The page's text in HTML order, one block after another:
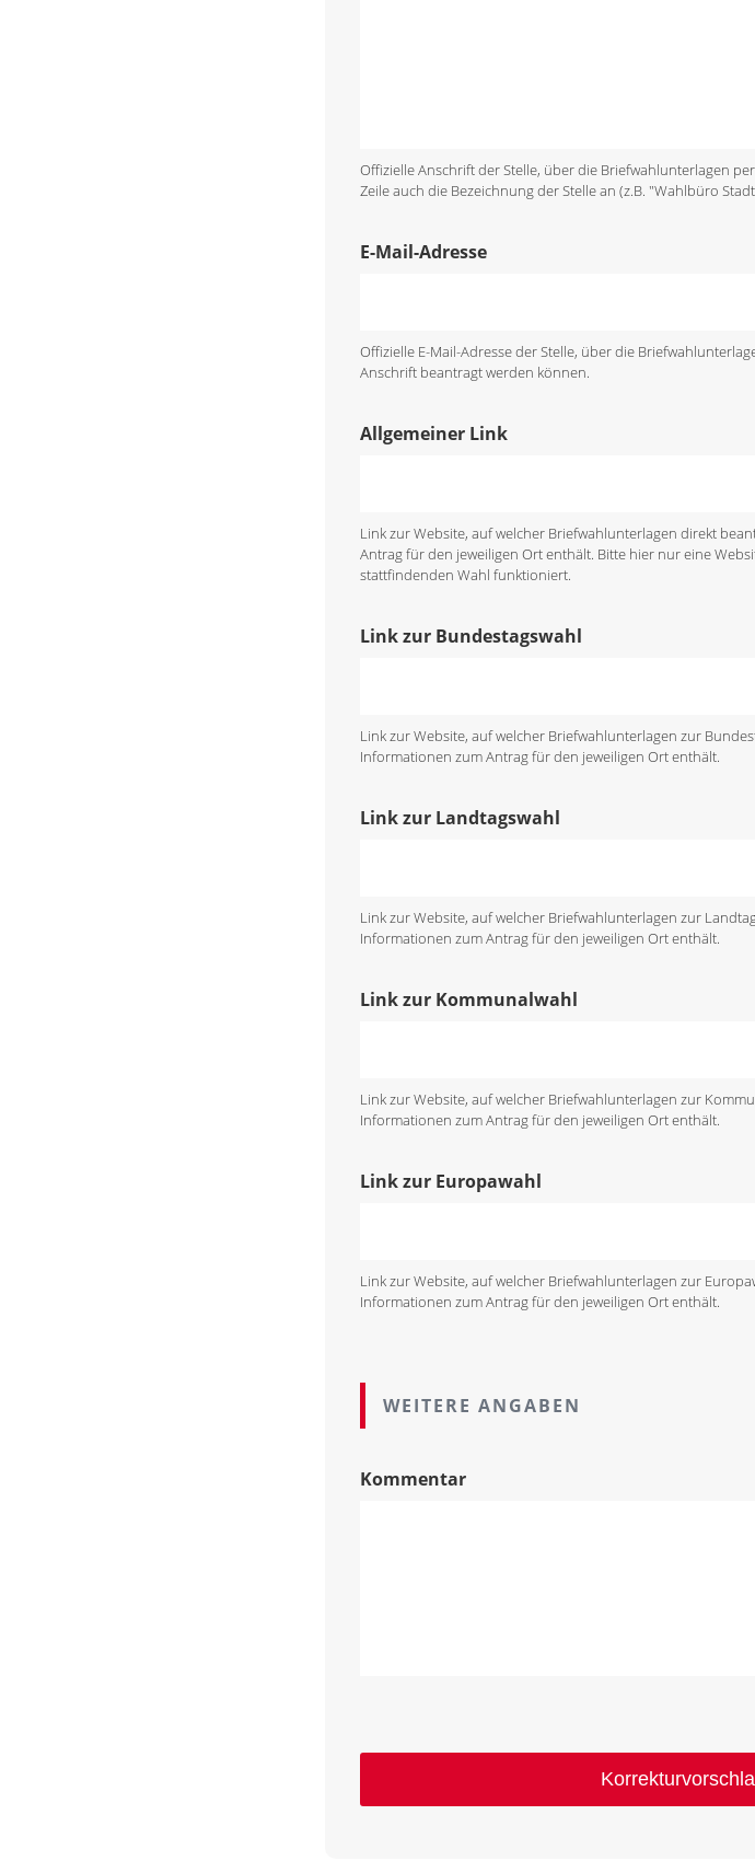
Offizielle Anschrift der Stelle, über die Briefwahlunterlagen
Zeile auch die Bezeichnung der Stelle an (z.B. "Wahlbüro Stadt
E-Mail-Adresse
Offizielle E-Mail-Adresse der Stelle, über die
Anschrift beantragt werden können.
Allgemeiner Link
Link zur Website, auf welcher Briefwahlunterlagen direkt
Antrag für den jeweiligen Ort enthält. Bitte hier nur eine
stattfindenden Wahl funktioniert.
Link zur Bundestagswahl
Link zur Website, auf welcher Briefwahlunterlagen zur
Informationen zum Antrag für den jeweiligen Ort enthält.
Link zur Landtagswahl
Link zur Website, auf welcher Briefwahlunterlagen zur
Informationen zum Antrag für den jeweiligen Ort enthält.
Link zur Kommunalwahl
Link zur Website, auf welcher Briefwahlunterlagen zur
Informationen zum Antrag für den jeweiligen Ort enthält.
Link zur Europawahl
Link zur Website, auf welcher Briefwahlunterlagen zur
Informationen zum Antrag für den jeweiligen Ort enthält.
WEITERE ANGABEN
Kommentar